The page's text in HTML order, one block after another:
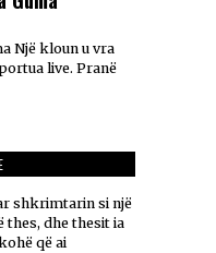
Një kloun u vra
live. Pranë
shkrimtarin si një
thes, dhe thesit ia
që ai